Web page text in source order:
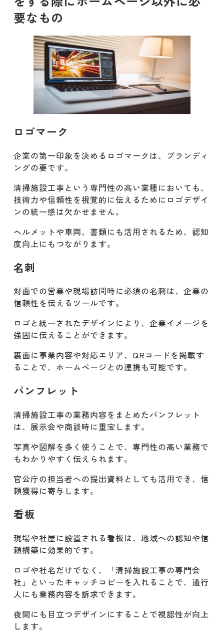
要なもの
ロゴマーク
企業の第一印象を決めるロゴマークは、ブランディ
ングの要です。
清掃施設工事という専門性の高い業種においても、
技術力や信頼性を視覚的に伝えるためにロゴデザイ
ンの統一感は欠かせません。
ヘルメットや車両、書類にも活用されるため、認知
度向上にもつながります。
名刺
対面での営業や現場訪問時に必須の名刺は、企業の
信頼性を伝えるツールです。
ロゴと統一されたデザインにより、企業イメージを
強固に伝えることができます。
裏面に事業内容や対応エリア、QRコードを掲載す
ることで、ホームページとの連携も可能です。
パンフレット
清掃施設工事の業務内容をまとめたパンフレット
は、展示会や商談時に重宝します。
写真や図解を多く使うことで、専門性の高い業務で
もわかりやすく伝えられます。
官公庁の担当者への提出資料としても活用でき、信
頼獲得に寄与します。
看板
現場や社屋に設置される看板は、地域への認知や信
頼構築に効果的です。
ロゴや社名だけでなく、「清掃施設工事の専門会
社」といったキャッチコピーを入れることで、通行
人にも業務内容を訴求できます。
夜間にも目立つデザインにすることで視認性が向上
します。